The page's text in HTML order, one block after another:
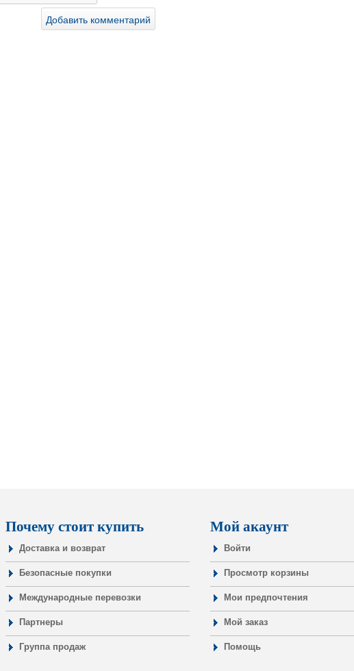
Почему стоит купить
Доставка и возврат
Безопасные покупки
Международные перевозки
Партнеры
Группа продаж
Мой акаунт
Войти
Просмотр корзины
Мои предпочтения
Мой заказ
Помощь